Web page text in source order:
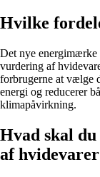
Hvilke
Det nye energimærke
vurdering af
forbrugerne at vælge
energi og reducerer
klimapåvirkning.
Hvad skal
af